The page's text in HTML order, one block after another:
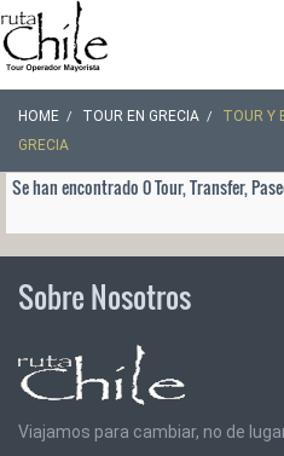
HOME TOUR EN GRECIA
TOUR Y
GRECIA
Se han encontrado 0 Tour, Transfer,
Sobre Nosotros
Viajamos para cambiar, no de